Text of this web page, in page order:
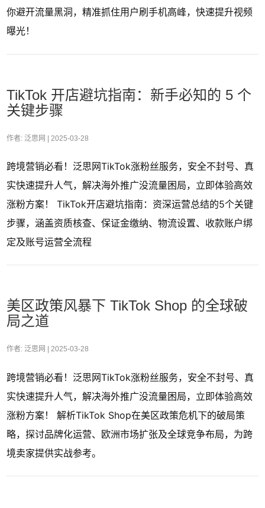
你避开流量黑洞，精准抓住用户刷手机高峰，快速提升视频
曝光！
TikTok 开店避坑指南：新手必知的 5 个
关键步骤
作者: 泛思网 | 2025-03-28
跨境营销必看！泛思网TikTok涨粉丝服务，安全不封号、真
实快速提升人气，解决海外推广没流量困局，立即体验高效
涨粉方案！ TikTok开店避坑指南：资深运营总结的5个关键
步骤，涵盖资质核查、保证金缴纳、物流设置、收款账户绑
定及账号运营全流程
美区政策风暴下 TikTok Shop 的全球破
局之道
作者: 泛思网 | 2025-03-28
跨境营销必看！泛思网TikTok涨粉丝服务，安全不封号、真
实快速提升人气，解决海外推广没流量困局，立即体验高效
涨粉方案！ 解析TikTok Shop在美区政策危机下的破局策
略，探讨品牌化运营、欧洲市场扩张及全球竞争布局，为跨
境卖家提供实战参考。